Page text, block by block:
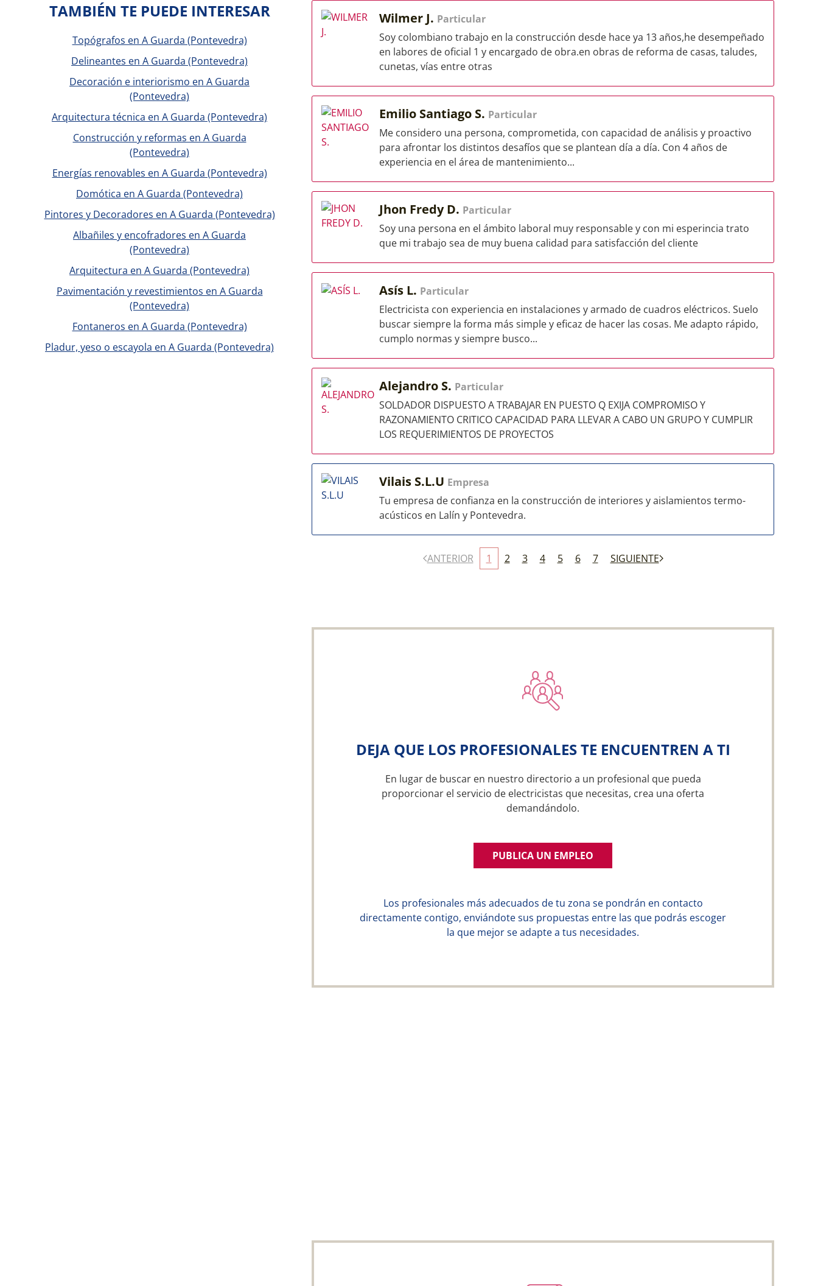
Wilmer J. Particular
Soy colombiano trabajo en la construcción desde hace ya 13 años,he desempeñado
en labores de oficial 1 y encargado de obra.en obras de reforma de casas, taludes,
cunetas, vías entre otras
Emilio Santiago S. Particular
Me considero una persona, comprometida, con capacidad de análisis y proactivo
para afrontar los distintos desafíos que se plantean día a día. Con 4 años de
experiencia en el área de mantenimiento...
Jhon Fredy D. Particular
Soy una persona en el ámbito laboral muy responsable y con mi esperincia trato
que mi trabajo sea de muy buena calidad para satisfacción del cliente
Asís L. Particular
Electricista con experiencia en instalaciones y armado de cuadros eléctricos. Suelo
buscar siempre la forma más simple y eficaz de hacer las cosas. Me adapto rápido,
cumplo normas y siempre busco...
Alejandro S. Particular
SOLDADOR DISPUESTO A TRABAJAR EN PUESTO Q EXIJA COMPROMISO Y
RAZONAMIENTO CRITICO CAPACIDAD PARA LLEVAR A CABO UN GRUPO Y CUMPLIR
LOS REQUERIMIENTOS DE PROYECTOS
Vilais S.L.U Empresa
Tu empresa de confianza en la construcción de interiores y aislamientos termo-
acústicos en Lalín y Pontevedra.
ANTERIOR 1 2 3 4 5 6 7 SIGUIENTE
DEJA QUE LOS PROFESIONALES TE ENCUENTREN A TI
En lugar de buscar en nuestro directorio a un profesional que pueda
proporcionar el servicio de electricistas que necesitas, crea una oferta
demandándolo.
PUBLICA UN EMPLEO
Los profesionales más adecuados de tu zona se pondrán en contacto
directamente contigo, enviándote sus propuestas entre las que podrás escoger
la que mejor se adapte a tus necesidades.
TAMBIÉN TE PUEDE INTERESAR
Topógrafos en A Guarda (Pontevedra)
Delineantes en A Guarda (Pontevedra)
Decoración e interiorismo en A Guarda
(Pontevedra)
Arquitectura técnica en A Guarda (Pontevedra)
Construcción y reformas en A Guarda
(Pontevedra)
Energías renovables en A Guarda (Pontevedra)
Domótica en A Guarda (Pontevedra)
Pintores y Decoradores en A Guarda (Pontevedra)
Albañiles y encofradores en A Guarda
(Pontevedra)
Arquitectura en A Guarda (Pontevedra)
Pavimentación y revestimientos en A Guarda
(Pontevedra)
Fontaneros en A Guarda (Pontevedra)
Pladur, yeso o escayola en A Guarda (Pontevedra)